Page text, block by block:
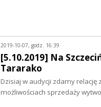
2019-10-07, godz. 16:39
[5.10.2019] Na
Tararako
Dzisiaj w audycji zdamy relację
możliwościach sprzedaży